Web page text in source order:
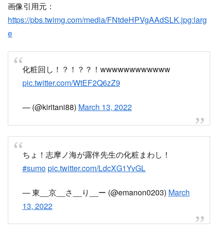
画像引用元：
https://pbs.twimg.com/media/FNtdeHPVgAAdSLK.jpg:larg
e
化粧回し！？！？？！wwwwwwwwwwww
pic.twitter.com/WtEF2Q6zZ9
— (@kiritani88) March 13, 2022
ちょ！志摩ノ海が露伴先生の化粧まわし！
#sumopic.twitter.com/LdcXG1YvGL
— 東__京__さ__り__ー (@emanon0203) March
13, 2022